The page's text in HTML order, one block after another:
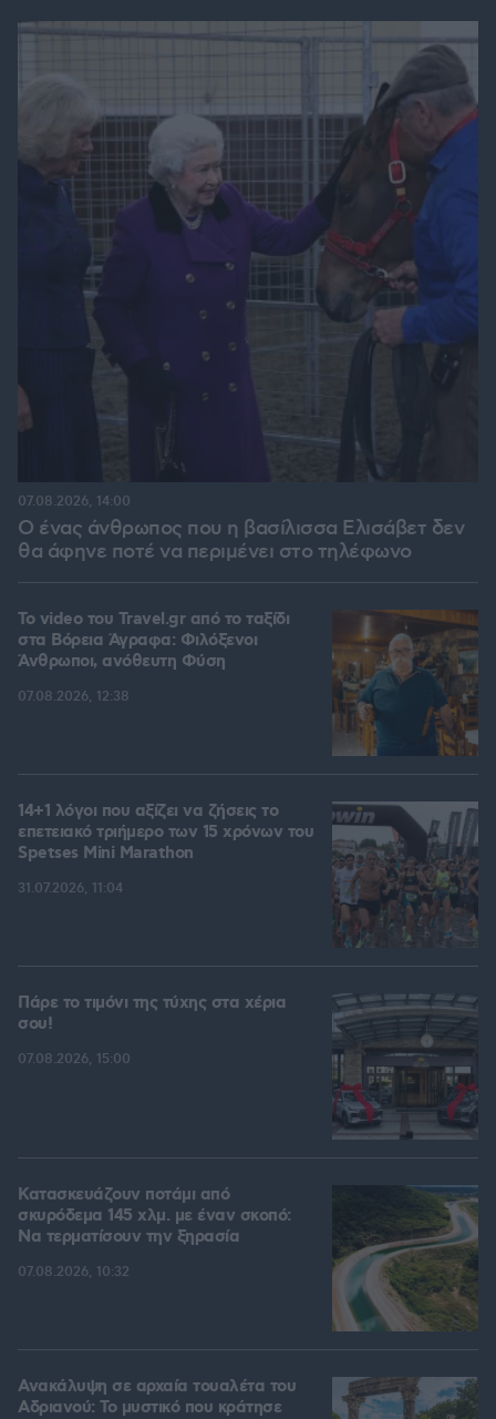
Ο ένας άνθρωπος που η βασίλισσα Ελισάβετ δεν
θα άφηνε ποτέ να περιμένει στο τηλέφωνο
07.08.2026, 14:00
To video του Travel.gr από το ταξίδι
στα Βόρεια Άγραφα: Φιλόξενοι
Άνθρωποι, ανόθευτη Φύση
07.08.2026, 12:38
14+1 λόγοι που αξίζει να ζήσεις το
επετειακό τριήμερο των 15 χρόνων του
Spetses Mini Marathon
31.07.2026, 11:04
Πάρε το τιμόνι της τύχης στα χέρια
σου!
07.08.2026, 15:00
Κατασκευάζουν ποτάμι από
σκυρόδεμα 145 χλμ. με έναν σκοπό:
Να τερματίσουν την ξηρασία
07.08.2026, 10:32
Ανακάλυψη σε αρχαία τουαλέτα του
Αδριανού: Το μυστικό που κράτησε